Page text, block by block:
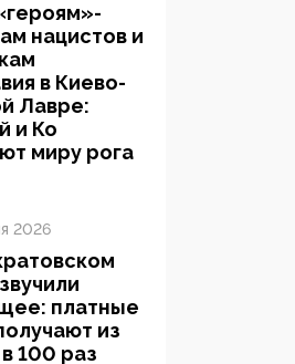
нацистов и
в Киево-
Лавре:
и Ко
миру рога
2026
платные
из
100 раз